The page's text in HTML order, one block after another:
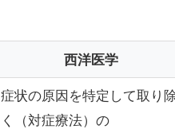
西洋医学
症状の原因を特定して取り
く（対症療法）の